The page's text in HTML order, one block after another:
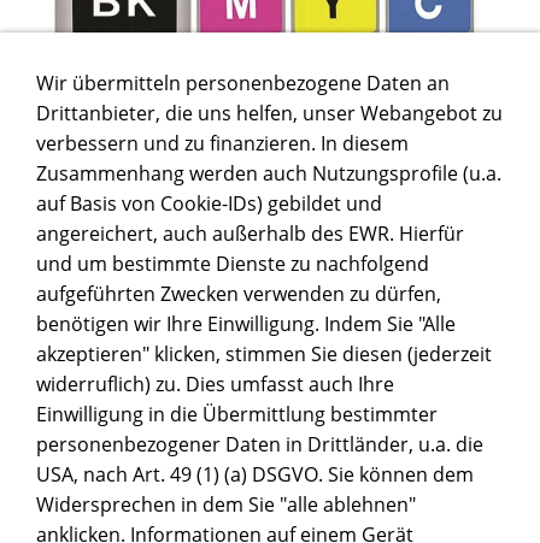
Wir übermitteln personenbezogene Daten an
Drittanbieter, die uns helfen, unser Webangebot zu
verbessern und zu finanzieren. In diesem
Zusammenhang werden auch Nutzungsprofile (u.a.
auf Basis von Cookie-IDs) gebildet und
angereichert, auch außerhalb des EWR. Hierfür
und um bestimmte Dienste zu nachfolgend
aufgeführten Zwecken verwenden zu dürfen,
benötigen wir Ihre Einwilligung. Indem Sie "Alle
akzeptieren" klicken, stimmen Sie diesen (jederzeit
widerruflich) zu. Dies umfasst auch Ihre
Einwilligung in die Übermittlung bestimmter
personenbezogener Daten in Drittländer, u.a. die
USA, nach Art. 49 (1) (a) DSGVO. Sie können dem
Widersprechen in dem Sie "alle ablehnen"
anklicken. Informationen auf einem Gerät